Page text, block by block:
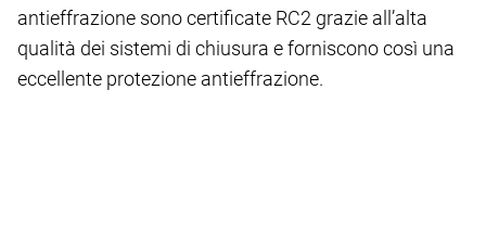
antieffrazione sono certificate RC2 grazie all’alta
qualità dei sistemi di chiusura e forniscono così una
eccellente protezione antieffrazione.